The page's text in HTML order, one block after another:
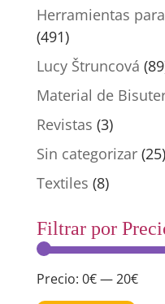
Herramientas
(491)
Lucy Štruncová
Material de
Revistas (3)
Sin categorizar (25)
Textiles (8)
Filtrar por
Precio: 0€—20€